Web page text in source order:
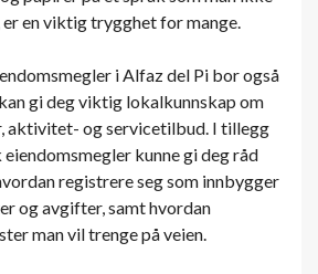
en viktig trygghet for mange.
i Alfaz del Pi bor også
gi deg viktig lokalkunnskap om
aktivitet- og servicetilbud. I tillegg
kunne gi deg råd
registrere seg som innbygger
og avgifter, samt hvordan
man vil trenge på veien.